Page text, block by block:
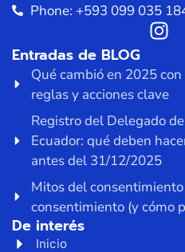
Phone: +593 099 035
Entradas de BLOG
Qué cambió en 2025
reglas y acciones clave
Registro del Delegado
Ecuador: qué deben
antes del 31/12/2025
Mitos del
consentimiento (y cómo
De interés
Inicio